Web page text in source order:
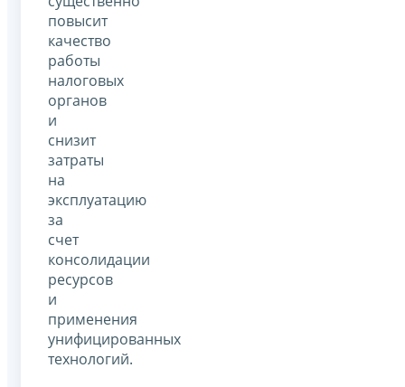
повысит
качество
работы
налоговых
органов
и
снизит
затраты
на
эксплуатацию
за
счет
консолидации
ресурсов
и
применения
унифицированных
технологий.